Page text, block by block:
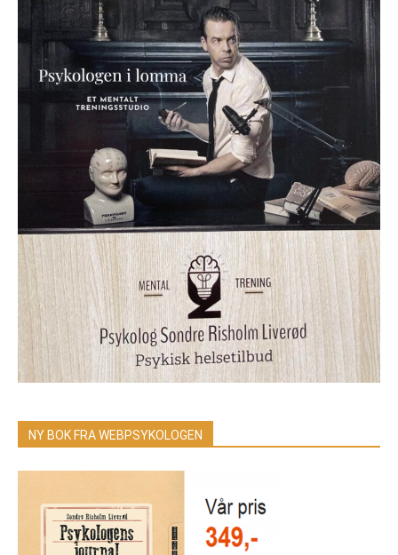
NY BOK FRA WEBPSYKOLOGEN